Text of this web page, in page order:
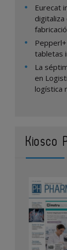
Eurecat
tabletas
La
en
logística
Kiosco